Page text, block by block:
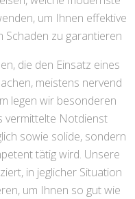
um Ihnen effektive
Schaden zu garantieren
die den Einsatz eines
meistens nervend
legen wir besonderen
vermittelte Notdienst
sowie solide, sondern
tätig wird. Unsere
in jeglicher Situation
um Ihnen so gut wie